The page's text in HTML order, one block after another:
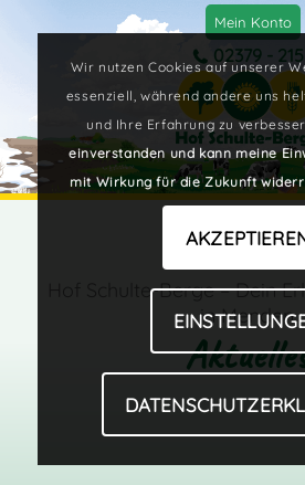
Mein Konto
02379 - 215
Hof Schulte-Berge – Dein
in Menden
Wir nutzen Cookies auf unserer
essenziell, während andere uns
und Ihre Erfahrung zu
einverstanden und kann meine
mit Wirkung für die Zukunft